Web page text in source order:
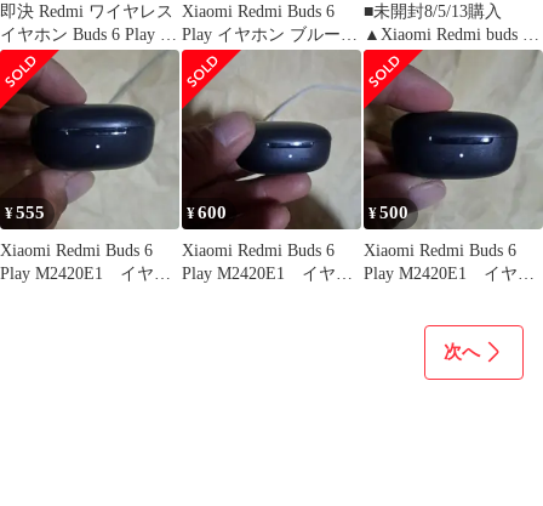
即決 Redmi ワイヤレス
イヤホン Buds 6 Play ブ
ラック
Xiaomi Redmi Buds 6
Play イヤホン ブルー
右耳のみ②
■未開封8/5/13購入
▲Xiaomi Redmi buds 6
Play★黒
¥555
Xiaomi Redmi Buds 6
Play M2420E1 イヤホ
¥600
Xiaomi Redmi Buds 6
Play M2420E1 イヤホ
¥500
Xiaomi Redmi Buds 6
Play M2420E1 イヤホ
次へ